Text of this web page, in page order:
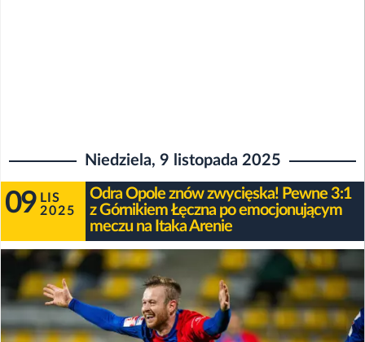
Niedziela, 9 listopada 2025
09 LIS
2025
Odra Opole znów zwycięska! Pewne 3:1
z Górnikiem Łęczna po emocjonującym
meczu na Itaka Arenie